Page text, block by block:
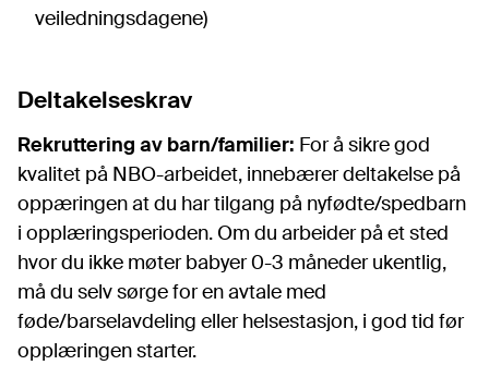
veiledningsdagene)
Deltakelseskrav
Rekruttering av barn/familier: For å sikre god
kvalitet på NBO-arbeidet, innebærer deltakelse på
oppæringen at du har tilgang på nyfødte/spedbarn
i opplæringsperioden. Om du arbeider på et sted
hvor du ikke møter babyer 0-3 måneder ukentlig,
må du selv sørge for en avtale med
føde/barselavdeling eller helsestasjon, i god tid før
opplæringen starter.